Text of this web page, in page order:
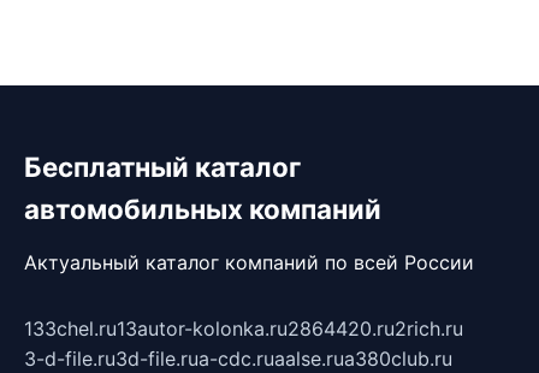
Бесплатный каталог
автомобильных компаний
Актуальный каталог компаний по всей России
133chel.ru13autor-kolonka.ru2864420.ru2rich.ru
3-d-file.ru3d-file.rua-cdc.ruaalse.rua380club.ru